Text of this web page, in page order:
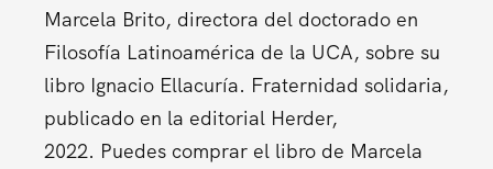
Marcela Brito, directora del doctorado en
Filosofía Latinoamérica de la UCA, sobre su
libro Ignacio Ellacuría. Fraternidad solidaria,
publicado en la editorial Herder,
2022. Puedes comprar el libro de Marcela